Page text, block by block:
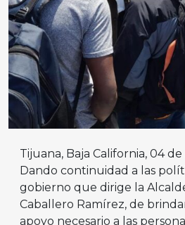
Tijuana, Baja California, 04
Dando continuidad a las
gobierno que dirige la
Caballero Ramírez, de
apoyo necesario a las